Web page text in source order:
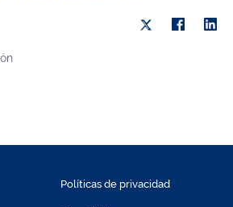
Políticas de privacidad